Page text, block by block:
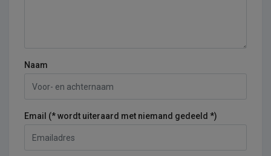
Naam
Email (* wordt uiteraard met niemand gedeeld *)